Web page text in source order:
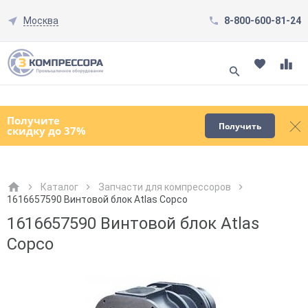
Москва 8-800-600-81-24
Получите
скидку до 37% Получить
Смотреть все товары
Каталог
Запчасти для компрессоров
1616657590 Винтовой блок Atlas Copco
1616657590 Винтовой блок Atlas
Copco
Как к Вам обращаться?
Как к Вам обращаться?
Город доставки
Как к Вам обращаться?